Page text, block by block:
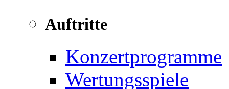
Auftritte
Konzertprogramme
Wertungsspiele